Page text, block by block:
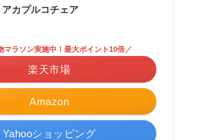
カプルコチェア
Amazon
マラソン実施中！最大ポイント10倍／
楽天市場
Yahooショッピング